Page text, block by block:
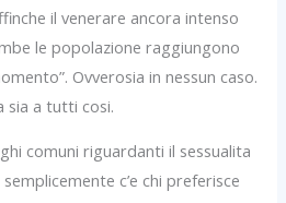
il venerare ancora intenso
le popolazione raggiungono
Ovverosia in nessun caso.
sia a tutti cosi.
comuni riguardanti il sessualita
c’e chi preferisce